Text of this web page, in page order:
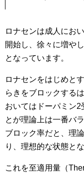
ロナセンは成人にお
開始し、徐々に増や
となっています。
ロナセンをはじめと
らきをブロックする
おいてはドーパミン2
とが理論上は一番バ
ブロック率だと、理
り、理想的な状態と
これを至適用量（